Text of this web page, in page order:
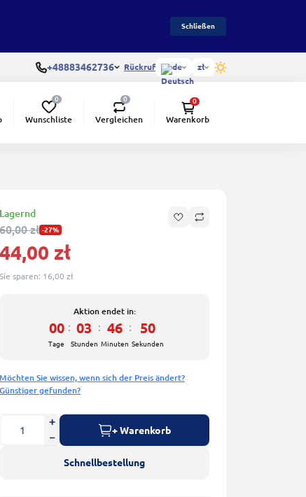
Schließen
+48883462736 Rückruf de zł
0
Wunschliste
0
Vergleichen
0
Warenkorb
Lagernd
60,00 zł -27%
44,00 zł
Sie sparen: 16,00 zł
Aktion endet in:
00
Tage
: 03
Stunden
: 46
Minuten
: 50
Sekunden
Möchten Sie wissen, wenn sich der Preis ändert?
Günstiger gefunden?
+ Warenkorb
Schnellbestellung